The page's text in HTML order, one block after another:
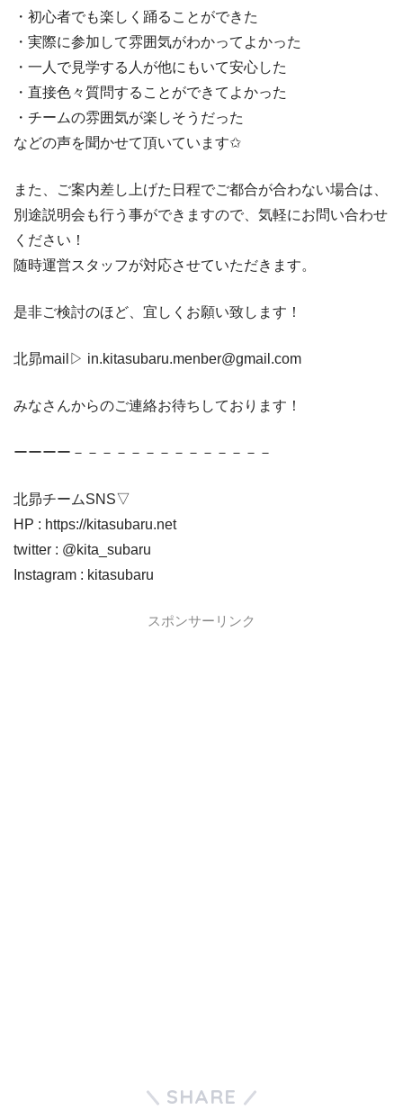
・初心者でも楽しく踊ることができた
・実際に参加して雰囲気がわかってよかった
・一人で見学する人が他にもいて安心した
・直接色々質問することができてよかった
・チームの雰囲気が楽しそうだった
などの声を聞かせて頂いています✩︎
また、ご案内差し上げた日程でご都合が合わない場合は、
別途説明会も行う事ができますので、気軽にお問い合わせ
ください！
随時運営スタッフが対応させていただきます。
是非ご検討のほど、宜しくお願い致します！
北昴mail▷ in.kitasubaru.menber@gmail.com
みなさんからのご連絡お待ちしております！
ーーーー－－－－－－－－－－－－－－
北昴チームSNS▽
HP : https://kitasubaru.net
twitter : @kita_subaru
Instagram : kitasubaru
スポンサーリンク
SHARE